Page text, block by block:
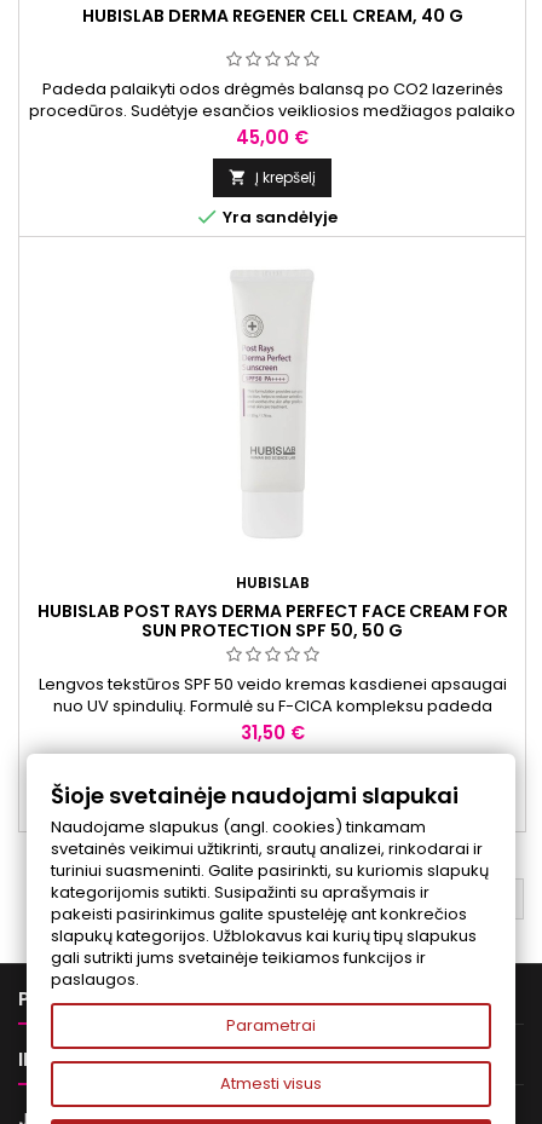
HUBISLAB DERMA REGENER CELL CREAM, 40 G
Padeda palaikyti odos drėgmės balansą po CO2 lazerinės
procedūros. Sudėtyje esančios veikliosios medžiagos palaiko
odos barjerą ir komfortą. Palaiko odos stangrumą ir
elastingumą.
Kaina
45,00 €
 Į krepšelį
 Yra sandėlyje
HUBISLAB
HUBISLAB POST RAYS DERMA PERFECT FACE CREAM FOR
SUN PROTECTION SPF 50, 50 G
Lengvos tekstūros SPF 50 veido kremas kasdienei apsaugai
nuo UV spindulių. Formulė su F-CICA kompleksu padeda
išlaikyti odos komfortą ir palaikyti jos drėgmės balansą. Tinka
naudoti po estetinių procedūrų ar jautriai odai.
Kaina
31,50 €
 Yra sandėlyje
ATGAL Į VIRŠŲ
PREKĖS 
INFORMACIJA 

Šioje svetainėje naudojami slapukai
Naudojame slapukus (angl. cookies) tinkamam
svetainės veikimui užtikrinti, srautų analizei, rinkodarai ir
turiniui suasmeninti. Galite pasirinkti, su kuriomis slapukų
kategorijomis sutikti. Susipažinti su aprašymais ir
pakeisti pasirinkimus galite spustelėję ant konkrečios
slapukų kategorijos. Užblokavus kai kurių tipų slapukus
gali sutrikti jums svetainėje teikiamos funkcijos ir
paslaugos.
Parametrai
Atmesti visus